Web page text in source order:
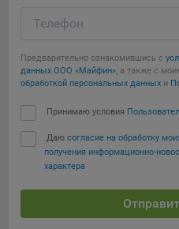
Подробнее о параметрах
соответствующие страницы
Firefox
Chrome
Safari
Opera
Microsoft Edge
Сохранить
Телефон
Предварительно ознакомившись с
данных ООО «Майфин», а также с
обработкой персональных данных и
Принимаю условия
Даю согласие на обработку
получения информационно-
характера